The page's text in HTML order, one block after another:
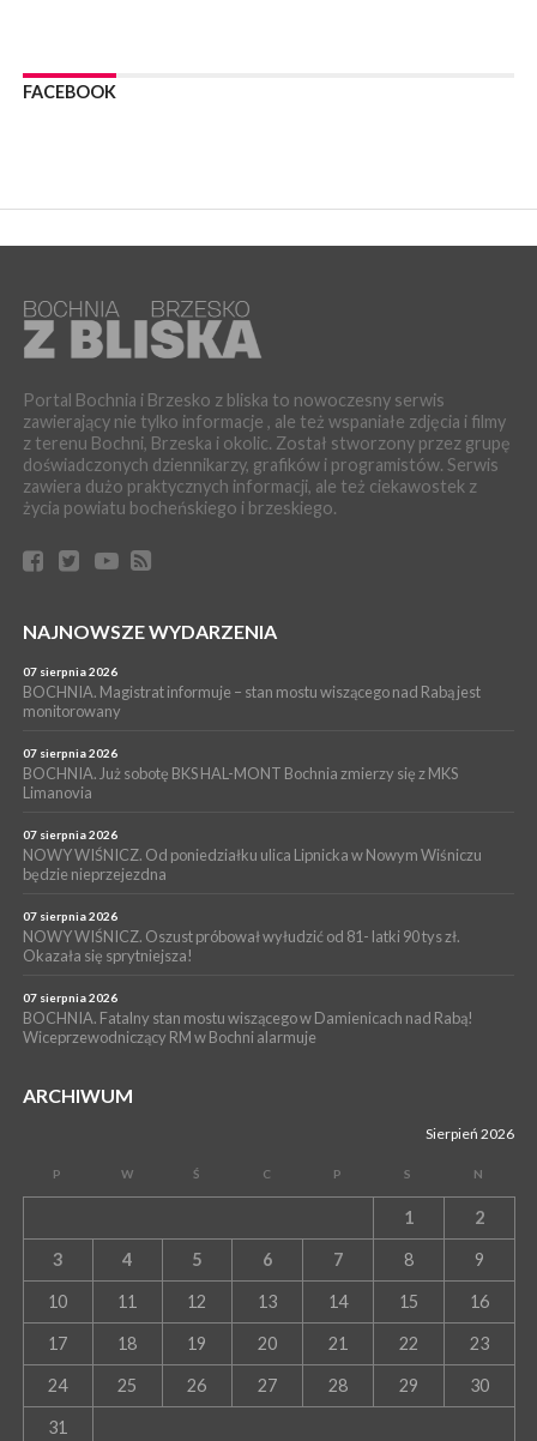
06 sierpnia 2026
POWIAT BRZESKI. W Wytrzyszczce karetka zderzyła się z
BOCHNIA. Dziś w muzeum kolejne spotkanie w ramach
LIPNICA MUROWANA. Oddaj krew, pomóż potrzebującym!
KULTURA
Kopalni Soli Bochnia
WYDARZENIA
06 sierpnia 2026
BRZESKO. Lepsze warunki dla strażaków z OSP Okocim!
06 sierpnia 2026
BORZĘCIN. Już w najbliższy weekend XIX Borzęckie Święto
PIELGRZYMKA 2026
Z BOCHNI NA JASNĄ GÓRĘ. Drugi dzień wędrówki [ZDJĘCIA]
WYDARZENIA
NASZ NEWS. Powstał Komitet Ochrony Ładu
Przestrzennego Miasta Bochnia. To odpowiedź na działania
magistratu
FACEBOOK
Portal Bochnia i Brzesko z bliska to nowoczesny serwis
zawierający nie tylko informacje , ale też wspaniałe zdjęcia i filmy
z terenu Bochni, Brzeska i okolic. Został stworzony przez grupę
doświadczonych dziennikarzy, grafików i programistów. Serwis
zawiera dużo praktycznych informacji, ale też ciekawostek z
życia powiatu bocheńskiego i brzeskiego.
NAJNOWSZE WYDARZENIA
07 sierpnia 2026
BOCHNIA. Magistrat informuje – stan mostu wiszącego nad Rabą jest
monitorowany
07 sierpnia 2026
BOCHNIA. Już sobotę BKS HAL-MONT Bochnia zmierzy się z MKS
Limanovia
07 sierpnia 2026
NOWY WIŚNICZ. Od poniedziałku ulica Lipnicka w Nowym Wiśniczu
będzie nieprzejezdna
07 sierpnia 2026
NOWY WIŚNICZ. Oszust próbował wyłudzić od 81- latki 90 tys zł.
Okazała się sprytniejsza!
07 sierpnia 2026
BOCHNIA. Fatalny stan mostu wiszącego w Damienicach nad Rabą!
Wiceprzewodniczący RM w Bochni alarmuje
ARCHIWUM
Sierpień 2026
P W Ś C P S N
1 2
3 4 5 6 7 8 9
10 11 12 13 14 15 16
17 18 19 20 21 22 23
24 25 26 27 28 29 30
31